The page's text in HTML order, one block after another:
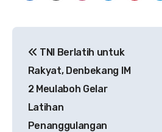
pos
TNI Berlatih untuk
Rakyat, Denbekang IM
2 Meulaboh Gelar
Latihan
Penanggulangan